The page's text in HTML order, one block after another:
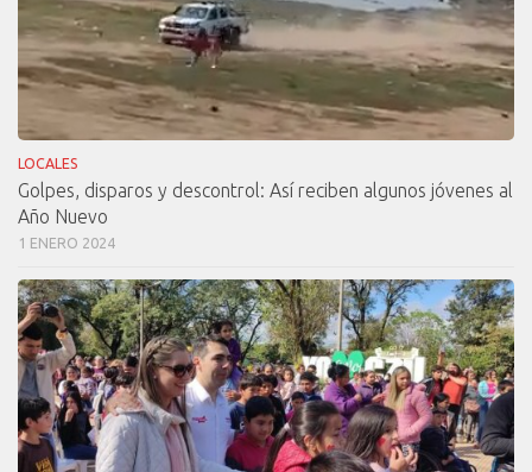
LOCALES
Golpes, disparos y descontrol: Así reciben algunos jóvenes al
Año Nuevo
1 ENERO 2024